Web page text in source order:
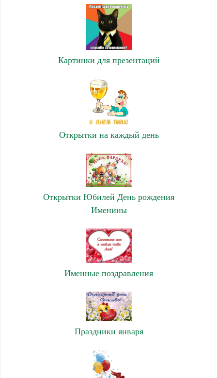
Картинки для презентаций
Открытки на каждый день
Открытки Юбилей День рождения
Именины
Именные поздравления
Праздники января